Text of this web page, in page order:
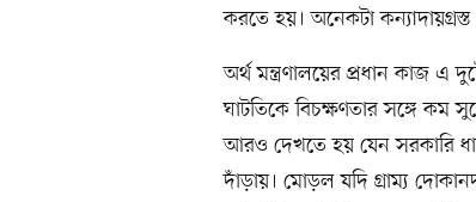
করতে হয়। অনেকটা
অর্থ মন্ত্রণালয়ের প্রধান কাজ এ
ঘাটতিকে বিচক্ষণতার সঙ্গে কম
আরও দেখতে হয় যেন সরকারি
দাঁড়ায়। মোড়ল যদি গ্রাম্য